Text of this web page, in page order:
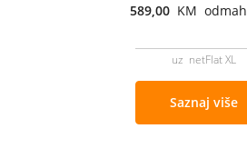
589,00 KM odmah
uz netFlat XL
Saznaj više